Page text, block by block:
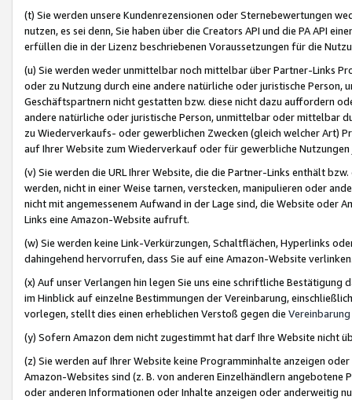
(t) Sie werden unsere Kundenrezensionen oder Sternebewertungen
nutzen, es sei denn, Sie haben über die Creators API und die PA API
erfüllen die in der Lizenz beschriebenen Voraussetzungen für die
(u) Sie werden weder unmittelbar noch mittelbar über Partner-Links
oder zu Nutzung durch eine andere natürliche oder juristische
Geschäftspartnern nicht gestatten bzw. diese nicht dazu auffordern
andere natürliche oder juristische Person, unmittelbar oder mittelbar
zu Wiederverkaufs- oder gewerblichen Zwecken (gleich welcher Art)
auf Ihrer Website zum Wiederverkauf oder für gewerbliche
(v) Sie werden die URL Ihrer Website, die die Partner-Links enthält
werden, nicht in einer Weise tarnen, verstecken, manipulieren oder
nicht mit angemessenem Aufwand in der Lage sind, die Website oder
Links eine Amazon-Website aufruft.
(w) Sie werden keine Link-Verkürzungen, Schaltflächen, Hyperlinks
dahingehend hervorrufen, dass Sie auf eine Amazon-Website
(x) Auf unser Verlangen hin legen Sie uns eine schriftliche
im Hinblick auf einzelne Bestimmungen der Vereinbarung,
vorlegen, stellt dies einen erheblichen Verstoß gegen die Vereinbarung
(y) Sofern Amazon dem nicht zugestimmt hat darf Ihre Website nicht
(z) Sie werden auf Ihrer Website keine Programminhalte anzeigen
Amazon-Websites sind (z. B. von anderen Einzelhändlern
oder anderen Informationen oder Inhalte anzeigen oder anderweitig